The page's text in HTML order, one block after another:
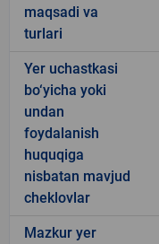
maqsadi va
turlari
Yer uchastkasi
bo‘yicha yoki
undan
foydalanish
huquqiga
nisbatan mavjud
cheklovlar
Mazkur yer